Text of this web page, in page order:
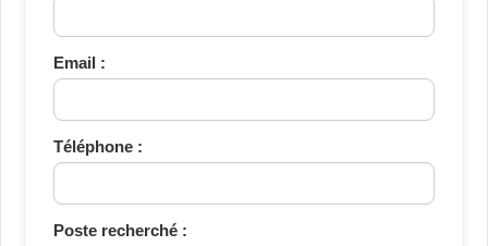
Email :
Téléphone :
Poste recherché :